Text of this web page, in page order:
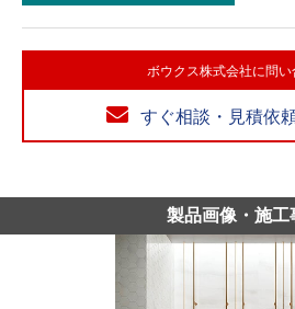
ボウクス株式会社に問い
すぐ相談・見積依
製品画像・施工